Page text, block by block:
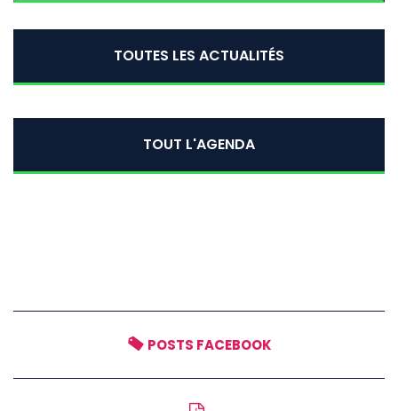
TOUTES LES ACTUALITÉS
TOUT L'AGENDA
POSTS FACEBOOK